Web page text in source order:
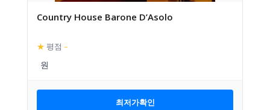
Country House Barone D’Asolo
★ 평점 –
최저가확인